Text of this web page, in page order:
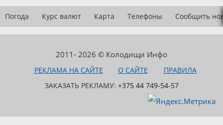
Погода Курс валют Карта Телефоны Сообщить
2011- 2026 © Колодищи Инфо
РЕКЛАМА НА САЙТЕ О САЙТЕ
ПРАВИЛА
ЗАКАЗАТЬ РЕКЛАМУ: +375 44 749-54-57